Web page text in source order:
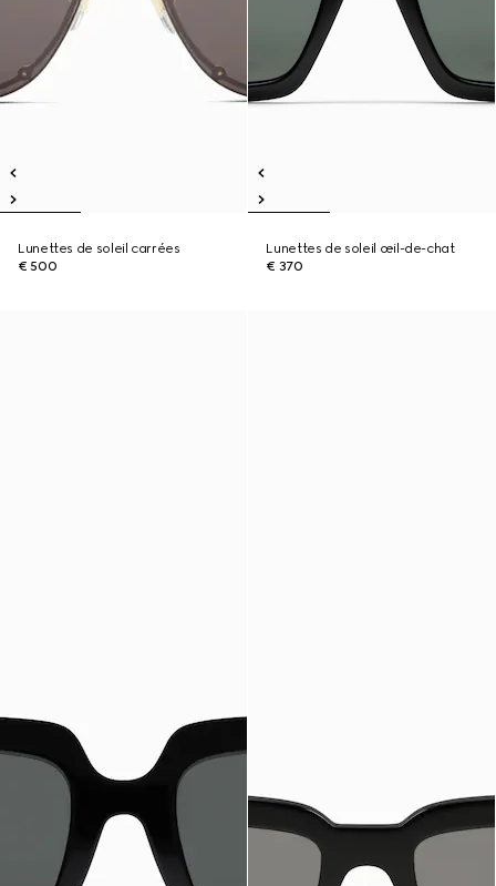
Lunettes de soleil carrées
€ 500
Lunettes de soleil œil-de-chat
€ 370